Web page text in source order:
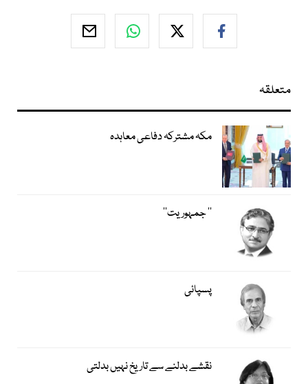
متعلقہ
مکہ مشترکہ دفاعی معاہدہ
’’ جمہوریت‘‘
پسپائی
نقشے بدلنے سے تاریخ نہیں بدلتی